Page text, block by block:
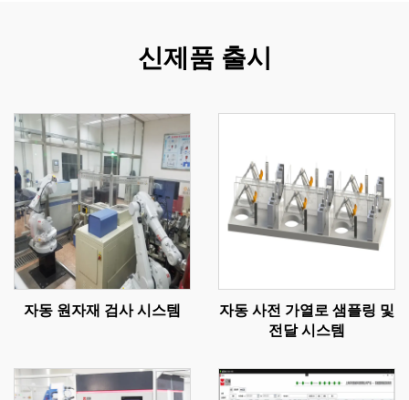
신제품 출시
자동 원자재 검사 시스템
자동 사전 가열로 샘플링 및
전달 시스템